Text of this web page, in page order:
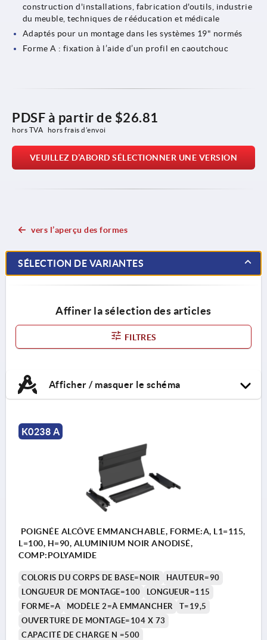
construction d'installations, fabrication d'outils, industrie
du meuble, techniques de rééducation et médicale
Adaptés pour un montage dans les systèmes 19" normés
Forme A : fixation à l’aide d’un profil en caoutchouc
PDSF à partir de $26.81
hors TVA hors frais d’envoi
VEUILLEZ D’ABORD SÉLECTIONNER UNE VERSION
vers l’aperçu des formes
SÉLECTION DE VARIANTES
Affiner la sélection des articles
FILTRES
Afficher / masquer le schéma
K0238 A
POIGNÉE ALCÔVE EMMANCHABLE, FORME:A, L1=115,
L=100, H=90, ALUMINIUM NOIR ANODISÉ,
COMP:POLYAMIDE
COLORIS DU CORPS DE BASE=NOIR
HAUTEUR=90
LONGUEUR DE MONTAGE=100
LONGUEUR=115
FORME=A
MODÈLE 2=À EMMANCHER
T=19,5
OUVERTURE DE MONTAGE=104 X 73
CAPACITÉ DE CHARGE N =500